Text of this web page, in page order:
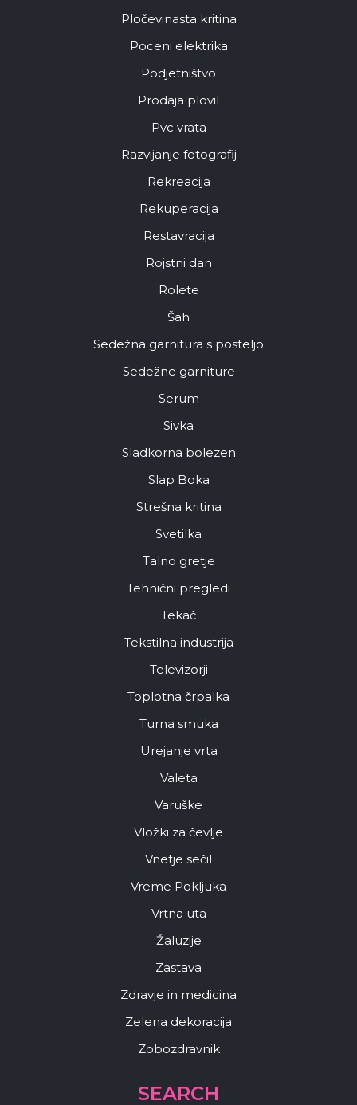
Pločevinasta kritina
Poceni elektrika
Podjetništvo
Prodaja plovil
Pvc vrata
Razvijanje fotografij
Rekreacija
Rekuperacija
Restavracija
Rojstni dan
Rolete
Šah
Sedežna garnitura s posteljo
Sedežne garniture
Serum
Sivka
Sladkorna bolezen
Slap Boka
Strešna kritina
Svetilka
Talno gretje
Tehnični pregledi
Tekač
Tekstilna industrija
Televizorji
Toplotna črpalka
Turna smuka
Urejanje vrta
Valeta
Varuške
Vložki za čevlje
Vnetje sečil
Vreme Pokljuka
Vrtna uta
Žaluzije
Zastava
Zdravje in medicina
Zelena dekoracija
Zobozdravnik
SEARCH